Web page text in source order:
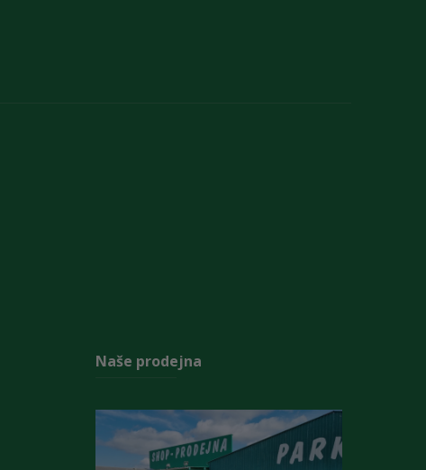
Naše prodejna